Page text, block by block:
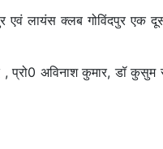
एवं लायंस क्लब गोविंदपुर एक
प्रो0 अविनाश कुमार, डॉ